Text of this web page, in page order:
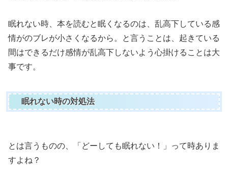
眠れない時、本を読むと眠くなるのは、乱高下している感
情がのブレが小さくなるから。と言うことは、起きている
間はできるだけ感情が乱高下しないよう心掛けることは大
事です。
眠れない時の対処法
とは言うものの、「どーしても眠れない！」って時ありま
すよね？